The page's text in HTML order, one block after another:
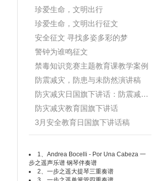
珍爱生命，文明出行
珍爱生命，文明出行征文
安全征文 寻找多姿多彩的梦
警钟为谁鸣征文
禁毒知识竞赛主题教育课教学案例
防震减灾，防患与未防然演讲稿
防灾减灾日国旗下讲话：防震减灾 警...
防灾减灾教育国旗下讲话
3月安全教育日国旗下讲话稿
1、 Andrea Bocelli - Por Una Cabeza 一
步之遥声乐谱 钢琴伴奏谱
2、 一步之遥大提琴三重奏谱